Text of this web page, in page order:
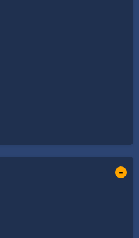
-